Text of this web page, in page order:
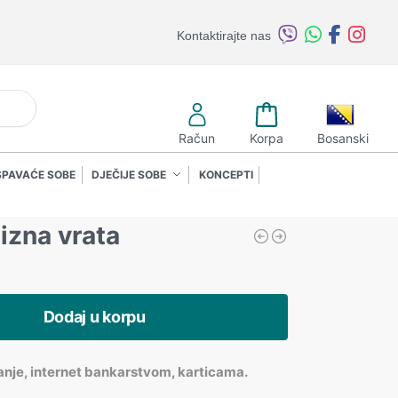
Kontaktirajte nas
Račun Korpa Bosanski
SOBE DJEČIJE SOBE KONCEPTI
vrata
Dodaj u korpu
internet bankarstvom, karticama.